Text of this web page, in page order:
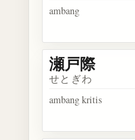
ambang
瀬戸際
せとぎわ
ambang kritis